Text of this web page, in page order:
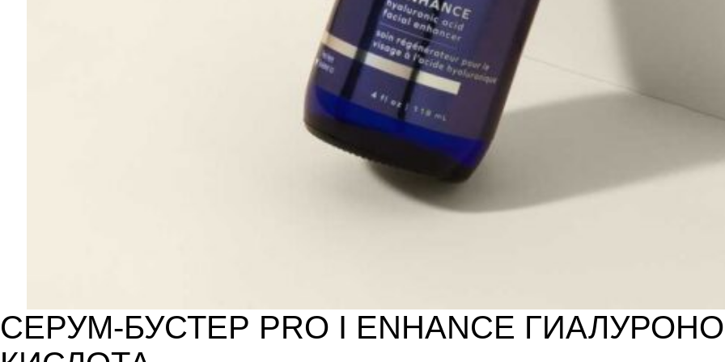
СЕРУМ-БУСТЕР PRO I ENHANCE